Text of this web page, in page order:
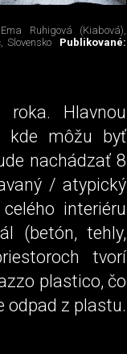
Ruhigová (Kiabová),
Slovensko
Publikované:
Hlavnou
kde môžu byť
nachádzať 8
/ atypický
interiéru
(betón, tehly,
tvorí
plastico, čo
odpad z plastu.